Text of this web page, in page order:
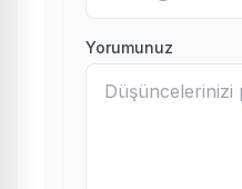
Yorumunuz